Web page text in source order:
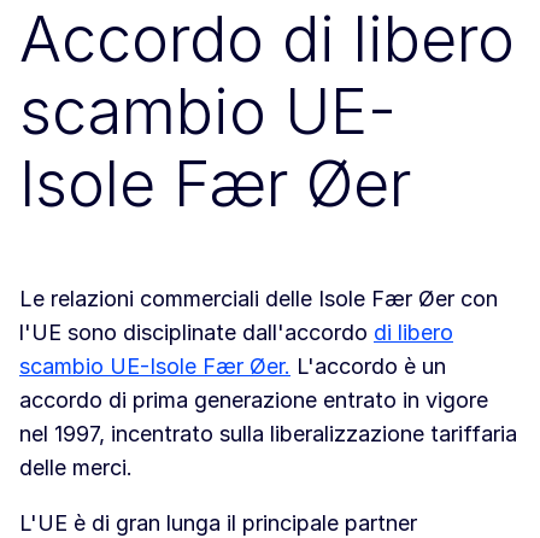
Accordo di libero
scambio UE-
Isole Fær Øer
Le relazioni commerciali delle Isole Fær Øer con
l'UE sono disciplinate dall'accordo di libero
scambio UE-Isole Fær Øer. L'accordo è un
accordo di prima generazione entrato in vigore
nel 1997, incentrato sulla liberalizzazione tariffaria
delle merci.
L'UE è di gran lunga il principale partner